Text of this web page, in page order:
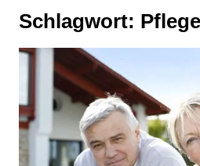
Schlagwort: